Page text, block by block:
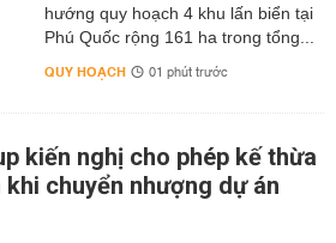
hướng quy hoạch 4 khu lấn biển tại
Phú Quốc rộng 161 ha trong tổng...
QUY HOẠCH 01 phút trước
kiến nghị cho phép kế thừa
chuyển nhượng dự án